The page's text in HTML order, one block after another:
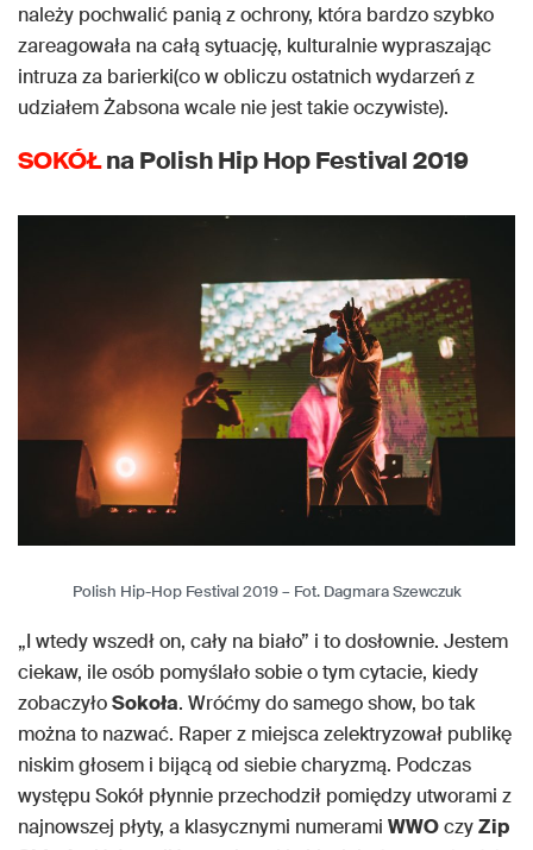
należy pochwalić panią z ochrony, która bardzo szybko
zareagowała na całą sytuację, kulturalnie wypraszając
intruza za barierki(co w obliczu ostatnich wydarzeń z
udziałem Żabsona wcale nie jest takie oczywiste).
SOKÓŁna Polish Hip Hop Festival 2019
Polish Hip-Hop Festival 2019 – Fot. Dagmara Szewczuk
„I wtedy wszedł on, cały na biało” i to dosłownie. Jestem
ciekaw, ile osób pomyślało sobie o tym cytacie, kiedy
zobaczyłoSokoła. Wróćmy do samego show, bo tak
można to nazwać. Raper z miejsca zelektryzował publikę
niskim głosem i bijącą od siebie charyzmą. Podczas
występu Sokół płynnie przechodził pomiędzy utworami z
najnowszej płyty, a klasycznymi numerami WWOczyZip